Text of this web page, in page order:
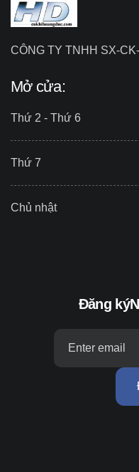
CÔNG TY TNHH SX-
Mở cửa:
Thứ 2 - Thứ 6
Thứ 7
Chủ nhật
Đăng ký